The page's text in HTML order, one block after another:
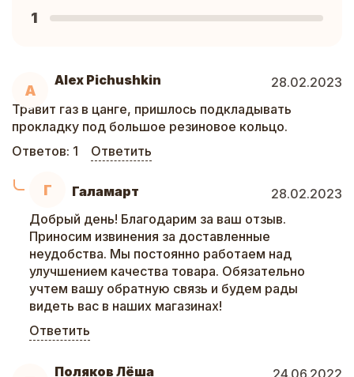
A
Alex Pichushkin
28.02.2023
Травит газ в цанге, пришлось подкладывать
прокладку под большое резиновое кольцо.
Ответов: 1 Ответить
Г Галамарт
28.02.2023
Добрый день! Благодарим за ваш отзыв.
Приносим извинения за доставленные
неудобства. Мы постоянно работаем над
улучшением качества товара. Обязательно
учтем вашу обратную связь и будем рады
видеть вас в наших магазинах!
Ответить
Поляков Лёша
24.06.2022
1